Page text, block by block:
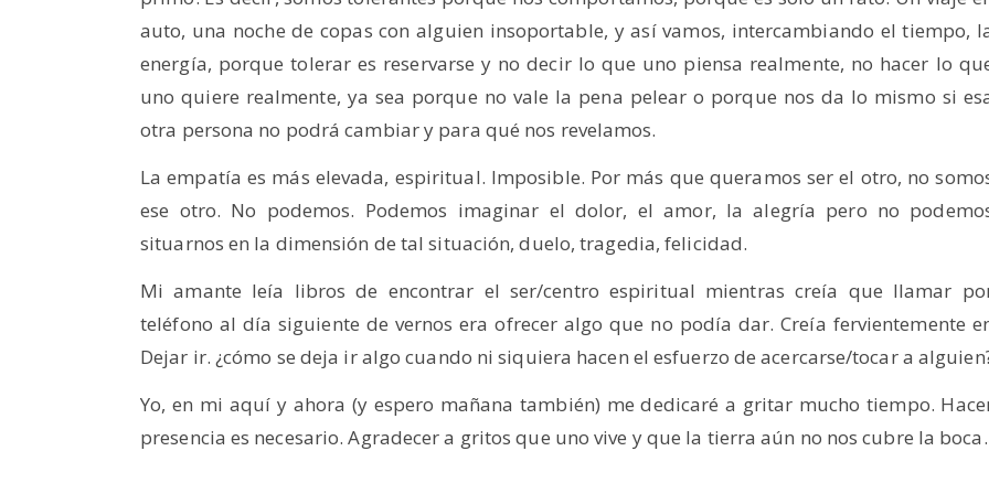
auto, una noche de copas con alguien insoportable, y así vamos, intercambiando el tiempo,
energía, porque tolerar es reservarse y no decir lo que uno piensa realmente, no hacer lo
uno quiere realmente, ya sea porque no vale la pena pelear o porque nos da lo mismo si
otra persona no podrá cambiar y para qué nos revelamos.
La empatía es más elevada, espiritual. Imposible. Por más que queramos ser el otro, no
ese otro. No podemos. Podemos imaginar el dolor, el amor, la alegría pero no
situarnos en la dimensión de tal situación, duelo, tragedia, felicidad.
Mi amante leía libros de encontrar el ser/centro espiritual mientras creía que llamar
teléfono al día siguiente de vernos era ofrecer algo que no podía dar. Creía fervientemente
Dejar ir. ¿cómo se deja ir algo cuando ni siquiera hacen el esfuerzo de acercarse/tocar a
Yo, en mi aquí y ahora (y espero mañana también) me dedicaré a gritar mucho tiempo.
presencia es necesario. Agradecer a gritos que uno vive y que la tierra aún no nos cubre la boca.